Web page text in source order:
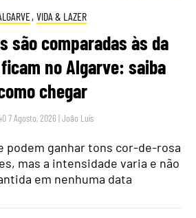
, VIDA & LAZER
são comparadas às da
no Algarve: saiba
chegar
7 Agosto, 2026 |João Luís
podem ganhar tons cor-de-rosa
mas a intensidade varia e não
em nenhuma data